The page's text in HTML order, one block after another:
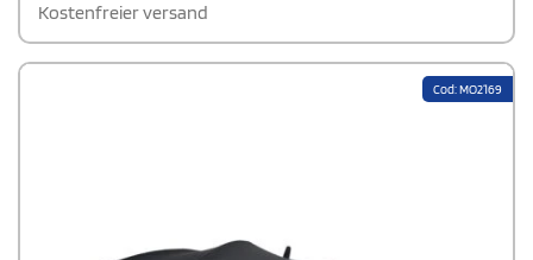
Kostenfreier versand
Cod: MO2169